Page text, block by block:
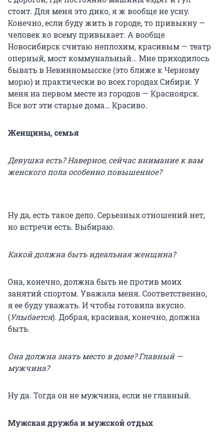
стоит. Для меня это дико, я ж вообще не усну.
Конечно, если буду жить в городе, то привыкну —
человек ко всему привыкает. А вообще
Новосибирск считаю неплохим, красивым — театр
оперный, мост коммунальный… Мне приходилось
бывать в Невинномысске (это ближе к Черному
морю) и практически во всех городах Сибири. У
меня на первом месте из городов — Красноярск.
Все вот эти старые дома… Красиво.
Женщины, семья
Девушка есть? Наверное, сейчас внимание к вам
женского пола особенно повышенное?
Ну да, есть такое дело. Серьезных отношений нет,
но встречи есть. Выбираю.
Какой должна быть идеальная женщина?
Она, конечно, должна быть не против моих
занятий спортом. Уважала меня. Соответственно,
я ее буду уважать. И чтобы готовила вкусно.
(Улыбается). Добрая, красивая, конечно, должна
быть.
Она должна знать место в доме? Главный —
мужчина?
Ну да. Тогда он не мужчина, если не главный.
Мужская дружба и мужской отдых